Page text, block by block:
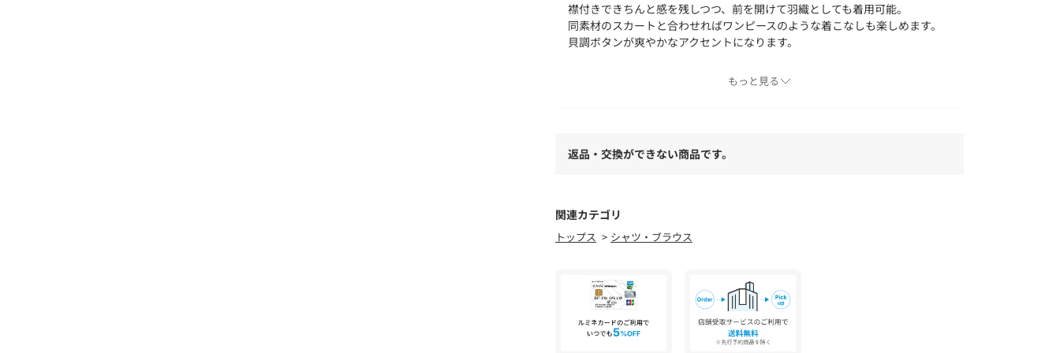
襟付きできちんと感を残しつつ、前を開けて羽織としても着用可能。
同素材のスカートと合わせればワンピースのような着こなしも楽しめます。
貝調ボタンが爽やかなアクセントになります。
羽織としてTシャツやワンピースに重ねたり、同素材のスカート（768－
75005）とセットアップでワンピース見えするスタイルも楽しめます。
※照明の関係により、実際よりも色味が違って見える場合があります。ま
た、パソコン・スマートフォンなどの環境により、若干製品と画像のカラー
もっと見る
返品・交換ができない商品です。
関連カテゴリ
トップス シャツ・ブラウス